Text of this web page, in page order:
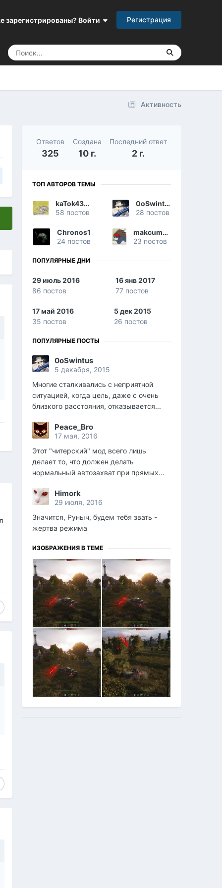
зарегистрированы? Войти Регистрация
Активность
Ответов
325
Создана
10 г.
Последний ответ
2 г.
ТОП АВТОРОВ ТЕМЫ
kaTok43rus
58 постов
0oSwintus
28 постов
Chronos1
24 постов
makcumka82
23 постов
ПОПУЛЯРНЫЕ ДНИ
29 июль 2016
86 постов
16 янв 2017
77 постов
17 май 2016
35 постов
5 дек 2015
26 постов
ПОПУЛЯРНЫЕ ПОСТЫ
0oSwintus
5 декабря, 2015
Многие сталкивались с неприятной
ситуацией, когда цель, даже с очень
близкого расстояния, отказывается...
Peace_Bro
17 мая, 2016
Этот "читерский" мод всего лишь
делает то, что должен делать
нормальный автозахват при прямых...
Himork
29 июля, 2016
Значится, Руныч, будем тебя звать -
жертва режима
ИЗОБРАЖЕНИЯ В ТЕМЕ